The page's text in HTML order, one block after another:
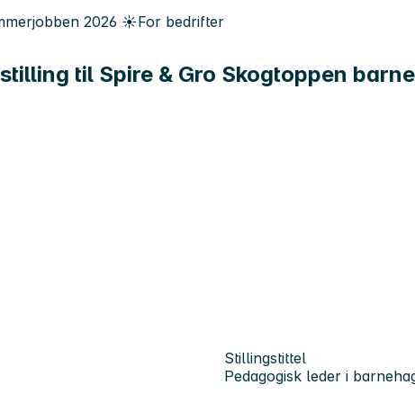
2026 ☀️For bedrifter
til Spire & Gro Skogtoppen
Stillingstittel
Pedagogisk leder i